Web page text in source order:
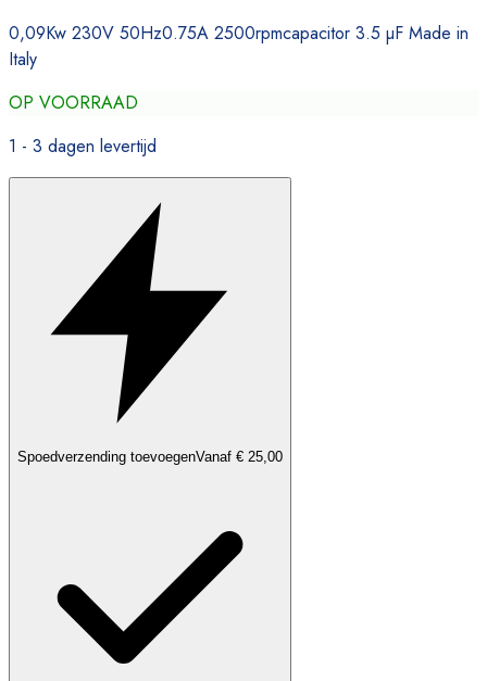
0,09Kw 230V 50Hz0.75A 2500rpmcapacitor 3.5 µF Made in
Italy
OP VOORRAAD
1 - 3 dagen levertijd
Spoedverzending toevoegenVanaf € 25,00